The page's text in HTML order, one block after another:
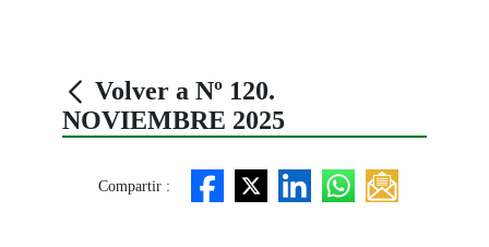
Volver a Nº 120.
NOVIEMBRE 2025
Compartir :